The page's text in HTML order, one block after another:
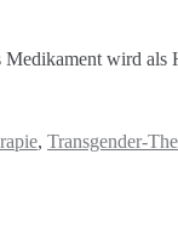
wird
, Transgender-